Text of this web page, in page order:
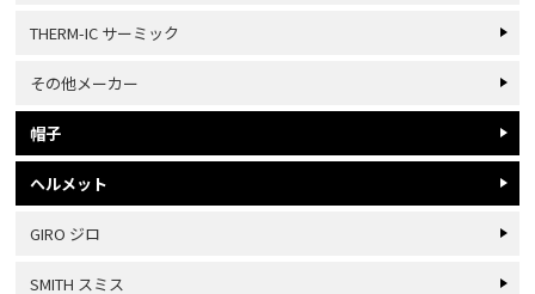
THERM-IC サーミック
その他メーカー
帽子
ヘルメット
GIRO ジロ
SMITH スミス